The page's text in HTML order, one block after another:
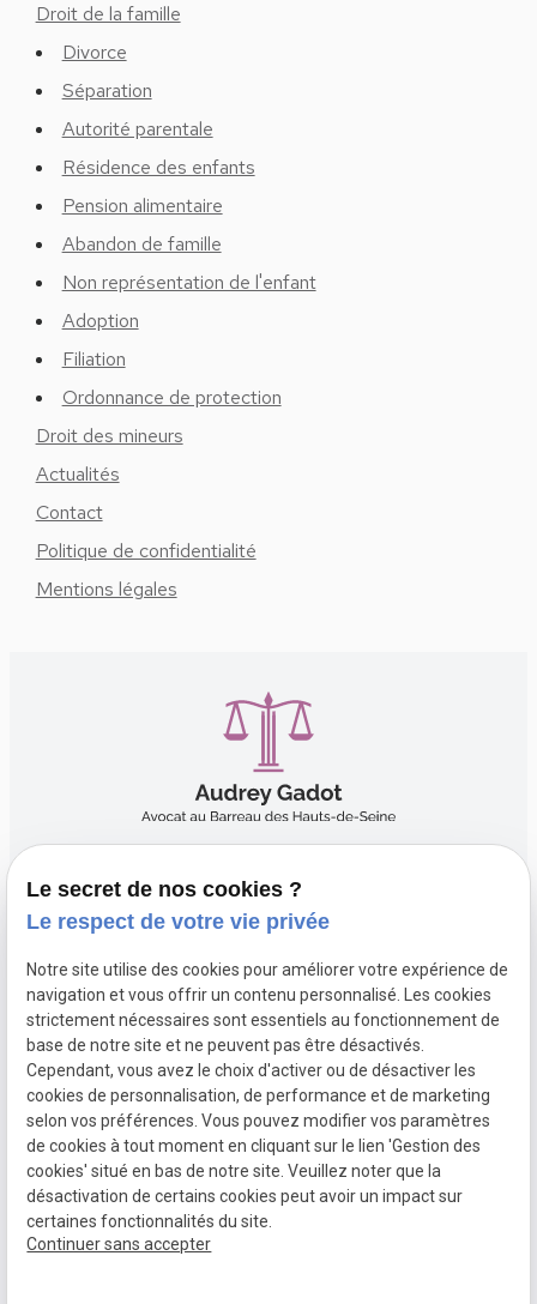
Droit de la famille
Divorce
Séparation
Autorité parentale
Résidence des enfants
Pension alimentaire
Abandon de famille
Non représentation de l'enfant
Adoption
Filiation
Ordonnance de protection
Droit des mineurs
Actualités
Contact
Politique de confidentialité
Mentions légales
06.50.19.14.31
15 Boulevard du Sud-Est 92000 NANTERRE
Du lundi au vendredi 9h30 - 18h30
Mentions
légales
Politique de
confidentialité
Gestion des
cookies
Plan du site
Siret :
Le secret de nos cookies ?
Le respect de votre vie privée
Notre site utilise des cookies pour améliorer votre expérience de
navigation et vous offrir un contenu personnalisé. Les cookies
strictement nécessaires sont essentiels au fonctionnement de
base de notre site et ne peuvent pas être désactivés.
Cependant, vous avez le choix d'activer ou de désactiver les
cookies de personnalisation, de performance et de marketing
selon vos préférences. Vous pouvez modifier vos paramètres
de cookies à tout moment en cliquant sur le lien 'Gestion des
cookies' situé en bas de notre site. Veuillez noter que la
désactivation de certains cookies peut avoir un impact sur
certaines fonctionnalités du site.
Continuer sans accepter